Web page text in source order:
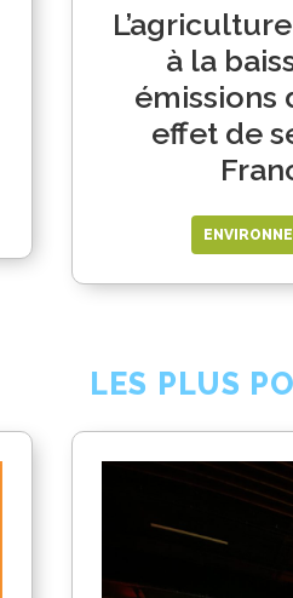
à la
émissions
effet de
LES PLUS